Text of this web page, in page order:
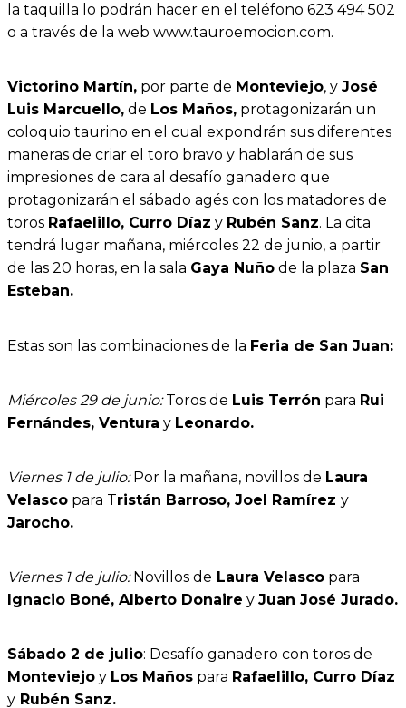
la taquilla lo podrán hacer en el teléfono 623 494 502
o a través de la web www.tauroemocion.com.
Victorino Martín, por parte de Monteviejo, y José
Luis Marcuello, de Los Maños, protagonizarán un
coloquio taurino en el cual expondrán sus diferentes
maneras de criar el toro bravo y hablarán de sus
impresiones de cara al desafío ganadero que
protagonizarán el sábado agés con los matadores de
toros Rafaelillo, Curro Díaz y Rubén Sanz. La cita
tendrá lugar mañana, miércoles 22 de junio, a partir
de las 20 horas, en la sala Gaya Nuño de la plaza San
Esteban.
Estas son las combinaciones de la Feria de San Juan:
Miércoles 29 de junio:Toros de Luis Terrón para Rui
Fernándes, Ventura y Leonardo.
Viernes 1 de julio:Por la mañana, novillos de Laura
Velasco para Tristán Barroso, Joel Ramírez y
Jarocho.
Viernes 1 de julio:Novillos de Laura Velasco para
Ignacio Boné, Alberto Donaire y Juan José Jurado.
Sábado 2 de julio: Desafío ganadero con toros de
Monteviejo y Los Maños para Rafaelillo, Curro Díaz
y Rubén Sanz.